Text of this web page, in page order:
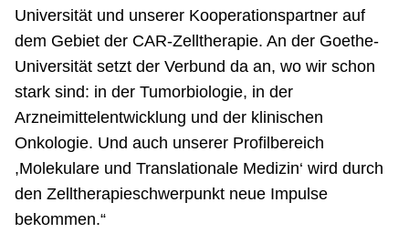
Universität und unserer Kooperationspartner auf
dem Gebiet der CAR-Zelltherapie. An der Goethe-
Universität setzt der Verbund da an, wo wir schon
stark sind: in der Tumorbiologie, in der
Arzneimittelentwicklung und der klinischen
Onkologie. Und auch unserer Profilbereich
,Molekulare und Translationale Medizin‘ wird durch
den Zelltherapieschwerpunkt neue Impulse
bekommen.“